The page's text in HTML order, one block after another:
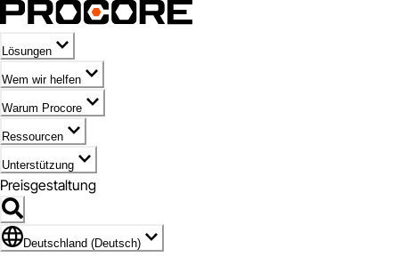
Lösungen
Wem wir helfen
Warum Procore
Ressourcen
Unterstützung
Preisgestaltung
Markieren des Symbols für Deutschland (Deutsch)
Deutschland (Deutsch)